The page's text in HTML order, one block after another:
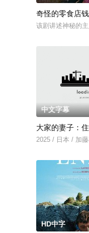
奇怪的零食店
该剧讲述神秘的
中文字幕
大家的妻子：
2025 / 日本 / 加
HD中字